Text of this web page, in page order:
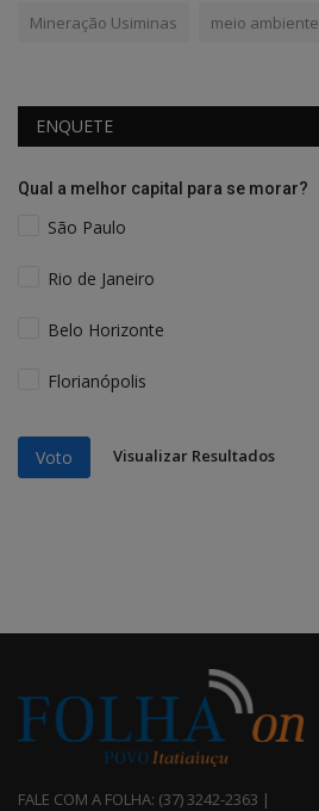
Mineração Usiminas meio ambiente
ENQUETE
Qual a melhor capital para se morar?
São Paulo
Rio de Janeiro
Belo Horizonte
Florianópolis
Voto Visualizar Resultados
FALE COM A FOLHA: (37) 3242-2363 |